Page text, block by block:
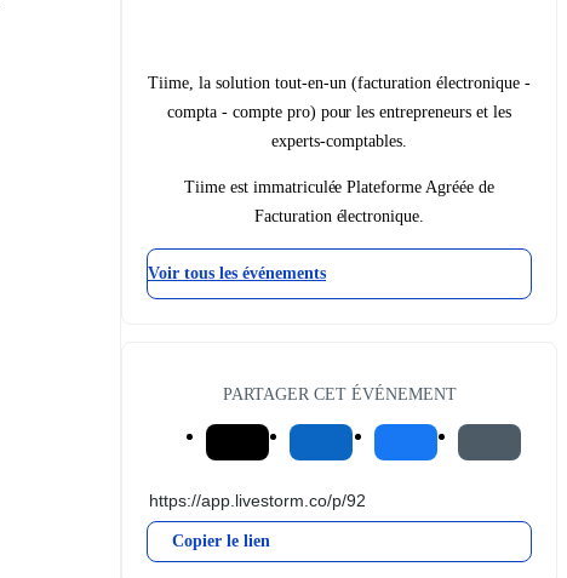
Tiime, la solution tout-en-un (facturation électronique -
compta - compte pro) pour les entrepreneurs et les
experts-comptables.
Tiime est immatriculée Plateforme Agréée de
Facturation électronique.
Voir tous les événements
PARTAGER CET ÉVÉNEMENT
Copier le lien